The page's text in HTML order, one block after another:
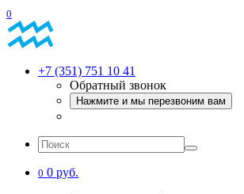
0
+7 (351) 751 10 41
Обратный звонок
Нажмите и мы перезвоним вам
0 0 руб.